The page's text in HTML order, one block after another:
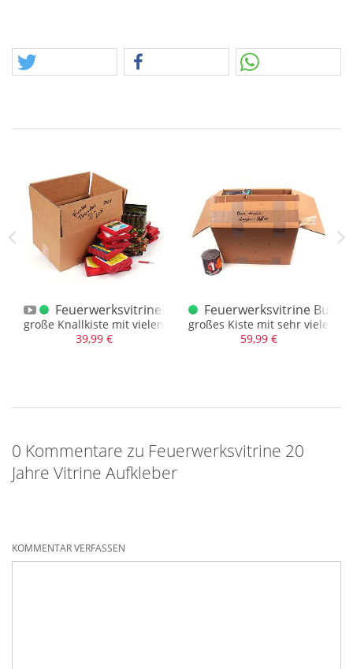
20 Jahre Vitrine Aufkleber
Aufkleber (14cm)
Feuerwerksvitrine Bunke Kiste Funke Thunder D
große Knallkiste mit vielen Funke Böllern
39,99 €
Feuerwerksvitrine
großes Kiste mit sehr vielen
59,99 €
0 Kommentare zu Feuerwerksvitrine 20
Jahre Vitrine Aufkleber
KOMMENTAR VERFASSEN